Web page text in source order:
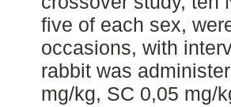
five of each sex,
occasions, with
rabbit was
mg/kg, SC 0,05 mg/